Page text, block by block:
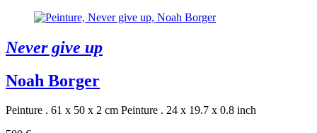
Never give up
Noah Borger
Peinture . 61 x 50 x 2 cm Peinture . 24 x 19.7 x 0.8 inch